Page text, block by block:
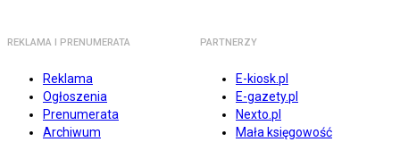
REKLAMA I PRENUMERATA
Reklama
Ogłoszenia
Prenumerata
Archiwum
PARTNERZY
E-kiosk.pl
E-gazety.pl
Nexto.pl
Mała księgowość